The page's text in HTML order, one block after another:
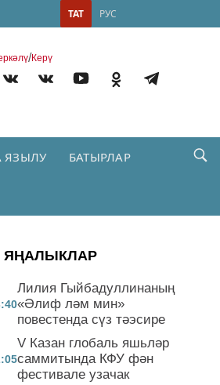
РУС
ТАТ
/Керү
ЯЗЫЛУ БАТЫРЛАР
ЯҢАЛЫКЛАР
Лилия Гыйбадуллинаның
«Әлиф ләм мин»
повестенда сүз тәэсире
V Казан глобаль яшьләр
саммитында КФУ фән
фестивале узачак